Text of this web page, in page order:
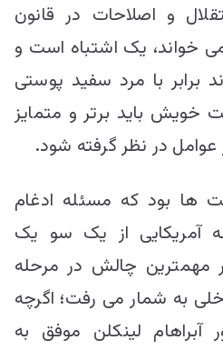
و اصلاحات در قانون
خواند، یک اشتباه است و
برابر با مرد سفید پوستی
باید برتر و متمایز
عوامل در نظر گرفته شود.
ها بود که مسئله ادغام
آمریکایی از یک سو یک
مهمترین چالش در مرحله
به شمار می رفت؛ اگرچه
لینکلن موفق به